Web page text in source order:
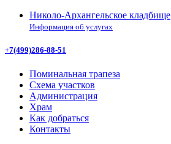
Николо-Архангельское кладбище
Информация об услугах
+7(499)286-88-51
Поминальная трапеза
Схема участков
Администрация
Храм
Как добраться
Контакты